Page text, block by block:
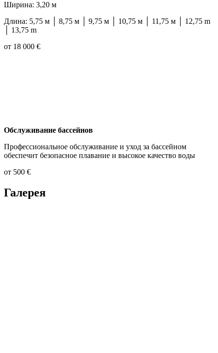
Ширина: 3,20 м
Длина: 5,75 м │ 8,75 м │ 9,75 м │ 10,75 м │ 11,75 м │ 12,75 m
│ 13,75 m
от 18 000 €
Обслуживание бассейнов
Профессиональное обслуживание и уход за бассейном
обеспечит безопасное плавание и высокое качество воды
от 500 €
Галерея